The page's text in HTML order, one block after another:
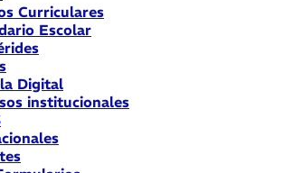
Curriculares
Escolar
Digital
institucionales